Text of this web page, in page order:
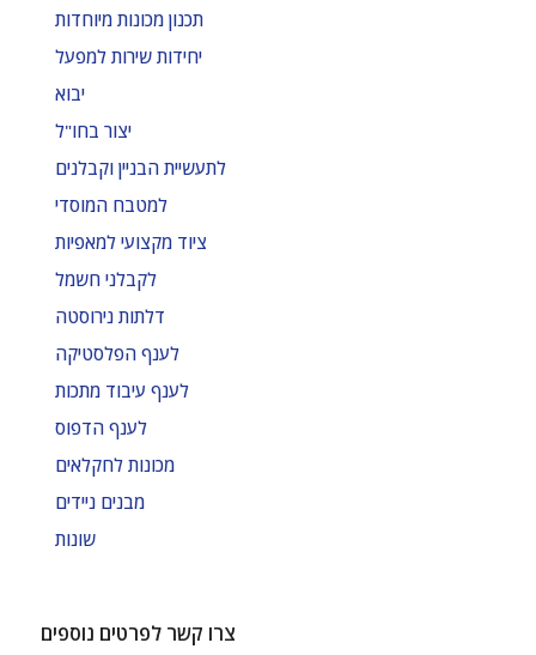
תכנון מכונות מיוחדות
יחידות שירות למפעל
יבוא
יצור בחו"ל
לתעשיית הבניין וקבלנים
למטבח המוסדי
ציוד מקצועי למאפיות
לקבלני חשמל
דלתות נירוסטה
לענף הפלסטיקה
לענף עיבוד מתכות
לענף הדפוס
מכונות לחקלאים
מבנים ניידים
שונות
צרו קשר לפרטים נוספים